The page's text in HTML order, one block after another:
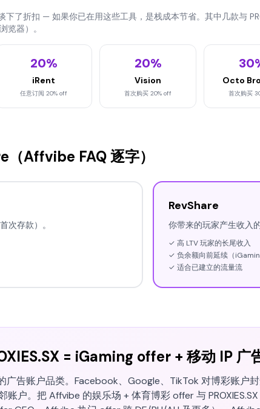
了折扣 — 如果你已在用这些工具，是栈成本节省。其中几款与
览器）。
20%
iRent
任意订阅 20% off
20%
Vision
首次购买 20% off
Octo
首次购买
（Affvibe FAQ 逐字）
次存款）。
RevShare
你带来的玩家产生收入
✓ 高 LTV 玩家的长尾收入
✓ 负余额向前延续（
✓ 适合已建立的流量流
= iGaming offer + 移动 IP 广
广告账户品类。Facebook、Google、TikTok 对博彩账户
账户。把 Affvibe 的娱乐场 + 体育博彩 offer 与